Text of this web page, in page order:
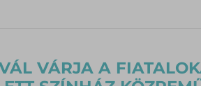
VÁRJA A